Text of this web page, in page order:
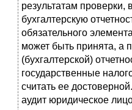
результатам
бухгалтерскую
обязательного
может быть принята, а
(бухгалтерской)
государственные
считать ее
аудит юридическое